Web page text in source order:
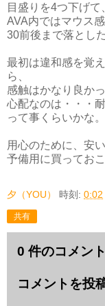
目盛りを4つ下げて
AVA内ではマウス
30前後まで落とし
最初は違和感を覚
ら、
感触はかなり良かっ
心配なのは・・・
って事くらいかな。
用心のために、安
予備用に買ってお
夕（YOU） 時刻: 0:02
共有
0 件のコメン
コメントを投